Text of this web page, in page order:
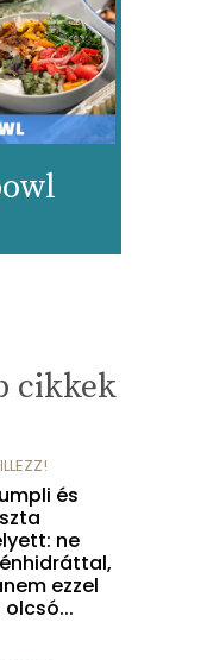
cikkek
és
ne
ezzel
olcsó...